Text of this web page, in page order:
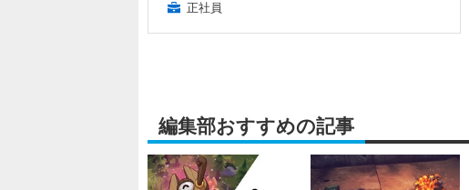
正社員
編集部おすすめの記事